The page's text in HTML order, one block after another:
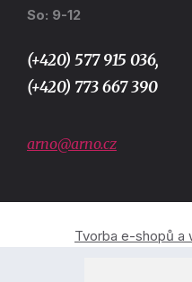
So: 9-12
(+420) 577 915 036,
(+420) 773 667 390
arno@arno.cz
Tvorba e-shopů a